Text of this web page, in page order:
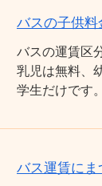
バスの子供料
バスの運賃区
乳児は無料、
学生だけです。
バス運賃にま